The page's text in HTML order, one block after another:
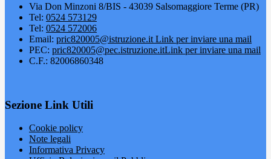
Via Don Minzoni 8/BIS - 43039 Salsomaggiore Terme (PR)
Tel: 0524 573129
Tel: 0524 572006
Email: pric820005@istruzione.it Link per inviare una mail
PEC: pric820005@pec.istruzione.itLink per inviare una mail
C.F.: 82006860348
Sezione Link Utili
Cookie policy
Note legali
Informativa Privacy